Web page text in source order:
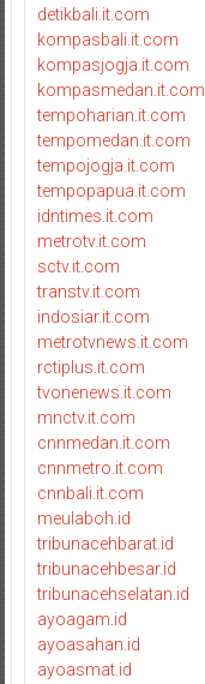
detikbali.it.com
kompasbali.it.com
kompasjogja.it.com
kompasmedan.it.com
tempoharian.it.com
tempomedan.it.com
tempojogja.it.com
tempopapua.it.com
idntimes.it.com
metrotv.it.com
sctv.it.com
transtv.it.com
indosiar.it.com
metrotvnews.it.com
rctiplus.it.com
tvonenews.it.com
mnctv.it.com
cnnmedan.it.com
cnnmetro.it.com
cnnbali.it.com
meulaboh.id
tribunacehbarat.id
tribunacehbesar.id
tribunacehselatan.id
ayoagam.id
ayoasahan.id
ayoasmat.id